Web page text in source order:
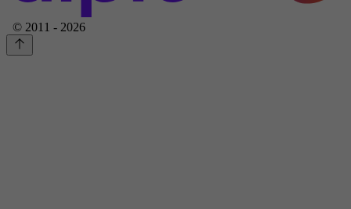
© 2011 - 2026